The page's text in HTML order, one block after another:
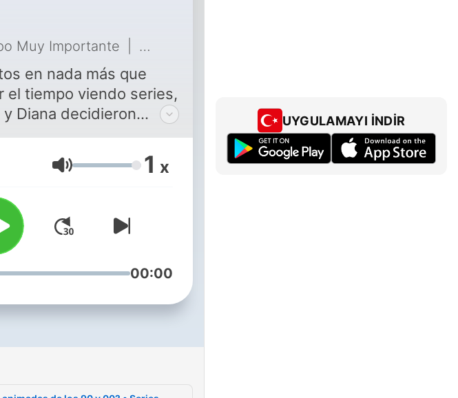
Muy Importante 6 - E6 • ¿Cuáles fueron las mejores series
en nada más que
el tiempo viendo series,
y Diana decidieron
las tardes de café por
de grabación (o
dicho… por micrófonos
de sus casas), y así
con el mundo sus
nada
sobre
series que han
en sus vidas.
y gustos
decidieron llamarse por
Ses 1 x
00:00
UYGULAMAYI İNDIR